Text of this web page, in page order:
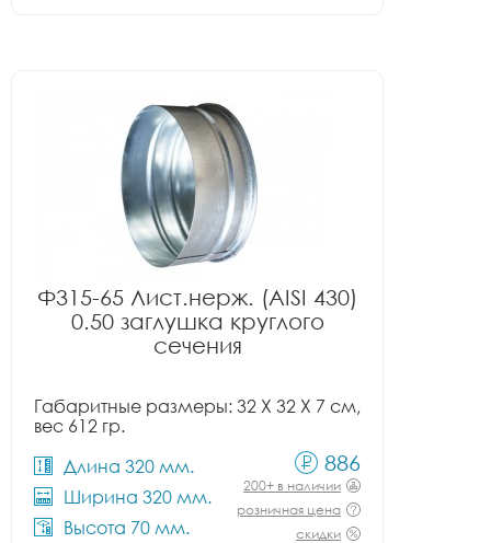
Ф315-65 Лист.нерж. (AISI 430)
0.50 заглушка круглого
сечения
Габаритные размеры: 32 X 32 X 7 см,
вес 612 гр.
Длина 320 мм.
Ширина 320 мм.
Высота 70 мм.
886
200+ в наличии
розничная цена
скидки